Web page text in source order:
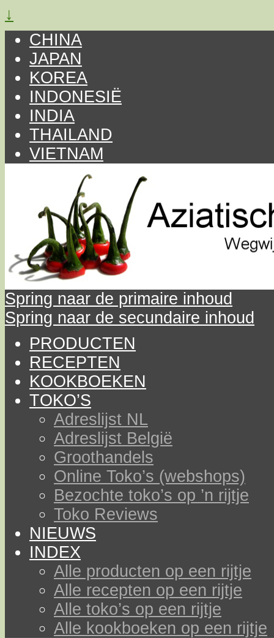
↓
CHINA
JAPAN
KOREA
INDONESIË
INDIA
THAILAND
VIETNAM
Spring naar de primaire inhoud
Spring naar de secundaire inhoud
PRODUCTEN
RECEPTEN
KOOKBOEKEN
TOKO’S
Adreslijst NL
Adreslijst België
Groothandels
Online Toko’s (webshops)
Bezochte toko’s op ’n rijtje
Toko Reviews
NIEUWS
INDEX
Alle producten op een rijtje
Alle recepten op een rijtje
Alle toko’s op een rijtje
Alle kookboeken op een rijtje